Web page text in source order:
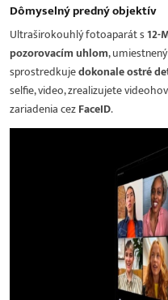
Dômyselný predný objektív
Ultraširokouhlý fotoaparát s12-
pozorovacím uhlom,
sprostredkujedokonale ostré
selfie, video, zrealizujete
zariadenia cezFaceID.